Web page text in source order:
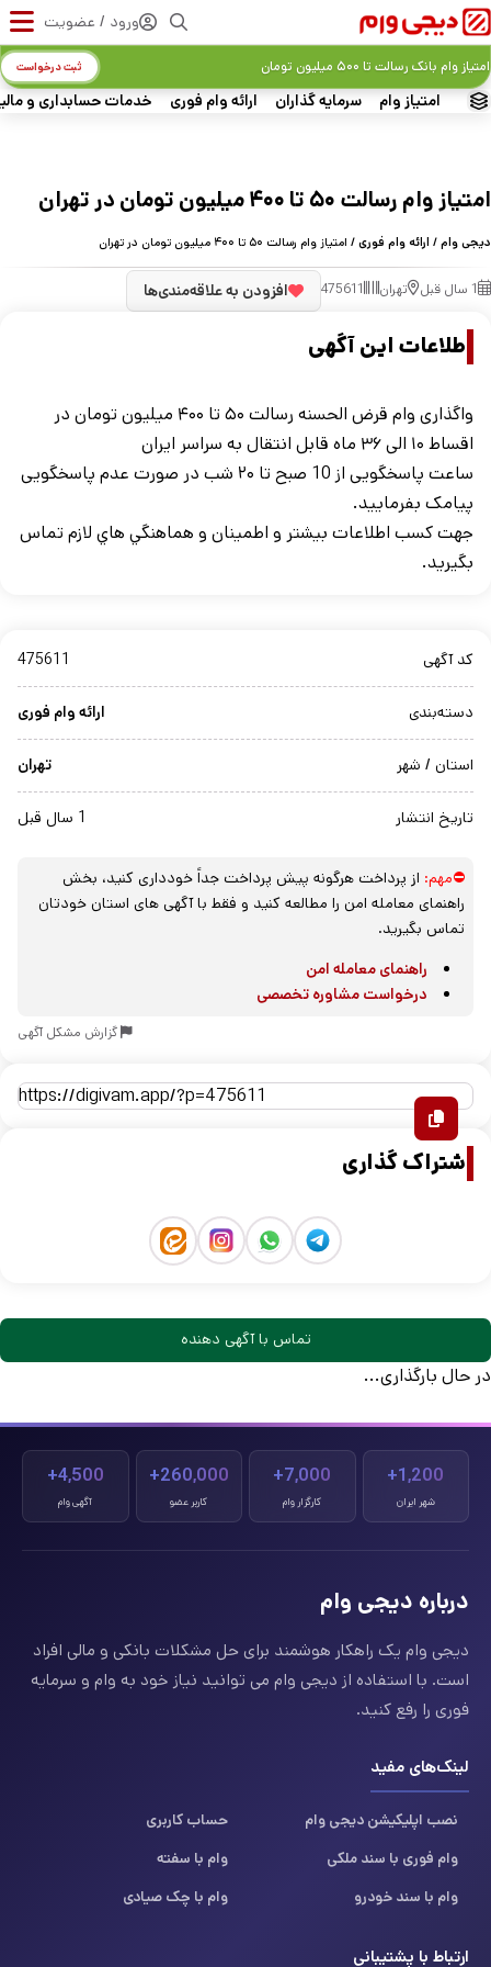
ورود / عضویت
امتیاز وام سرمایه گذاران ارائه وام فوری خدمات حسابداری و
امتیاز وام بانک رسالت تا ۵۰۰ میلیون تومان ثبت درخواست
امتیاز وام رسالت ۵۰ تا ۴۰۰ میلیون تومان در تهران
دیجی وام/ ارائه وام فوری/ امتیاز وام رسالت ۵۰ تا ۴۰۰ میلیون تومان در تهران
1 سال قبل تهران 475611 افزودن به علاقه‌مندی‌ها
اطلاعات این آگهی
واگذاری وام قرض الحسنه رسالت ۵۰ تا ۴۰۰ میلیون تومان در
اقساط ۱۰ الی ۳۶ ماه قابل انتقال به سراسر ایران
ساعت پاسخگویی از 10 صبح تا ۲۰ شب در صورت عدم پاسخگویی
پیامک بفرمایید.
جهت کسب اطلاعات بيشتر و اطمينان و هماهنگي هاي لازم تماس
بگيريد.
کد آگهی 475611
دسته‌بندی ارائه وام فوری
استان / شهر تهران
تاریخ انتشار 1 سال قبل
⛔مهم: از پرداخت هرگونه پیش پرداخت جداً خودداری کنید، بخش
راهنمای معامله امن را مطالعه کنید و فقط با آگهی های استان خودتان
تماس بگیرید.
راهنمای معامله امن
درخواست مشاوره تخصصی
گزارش مشکل آگهی
اشتراک گذاری
تماس با آگهی دهنده
در حال بارگذاری...
1,200+
شهر ایران
7,000+
کارگزار وام
260,000+
کاربر عضو
4,500+
آگهی وام
درباره دیجی وام
دیجی وام یک راهکار هوشمند برای حل مشکلات بانکی و مالی افراد
است. با استفاده از دیجی وام می توانید نیاز خود به وام و سرمایه
فوری را رفع کنید.
لینک‌های مفید
نصب اپلیکیشن دیجی وام
حساب کاربری
وام فوری با سند ملکی
وام با سفته
وام با سند خودرو
وام با چک صیادی
ارتباط با پشتیبانی